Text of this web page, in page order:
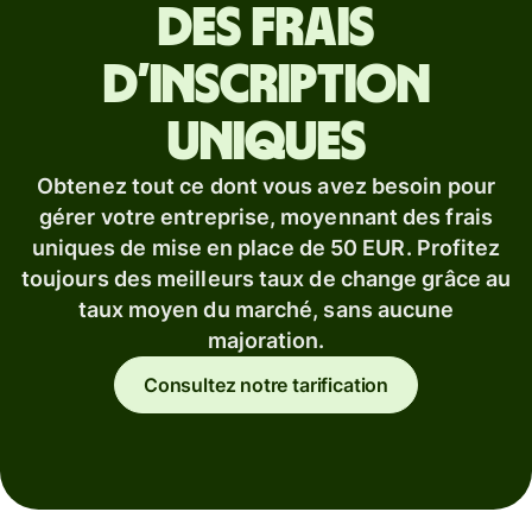
Des frais
d’inscription
uniques
Obtenez tout ce dont vous avez besoin pour
gérer votre entreprise, moyennant des frais
uniques de mise en place de 50 EUR. Profitez
toujours des meilleurs taux de change grâce au
taux moyen du marché, sans aucune
majoration.
Consultez notre tarification